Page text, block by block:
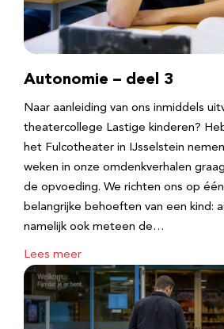
Autonomie – deel 3
Naar aanleiding van ons inmiddels
theatercollege Lastige kinderen?
het Fulcotheater in IJsselstein
weken in onze omdenkverhalen
de opvoeding. We richten ons op
belangrijke behoeften van een kind:
namelijk ook meteen de…
Lees meer